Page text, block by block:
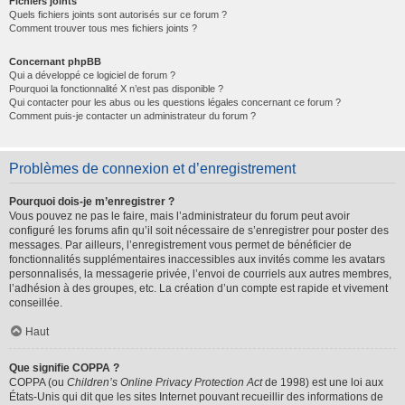
Quels fichiers joints sont autorisés sur ce forum ?
Comment trouver tous mes fichiers joints ?
Concernant phpBB
Qui a développé ce logiciel de forum ?
Pourquoi la fonctionnalité X n’est pas disponible ?
Qui contacter pour les abus ou les questions légales concernant ce forum ?
Comment puis-je contacter un administrateur du forum ?
Problèmes de connexion et d’enregistrement
Pourquoi dois-je m’enregistrer ?
Vous pouvez ne pas le faire, mais l’administrateur du forum peut avoir
configuré les forums afin qu’il soit nécessaire de s’enregistrer pour poster des
messages. Par ailleurs, l’enregistrement vous permet de bénéficier de
fonctionnalités supplémentaires inaccessibles aux invités comme les avatars
personnalisés, la messagerie privée, l’envoi de courriels aux autres membres,
l’adhésion à des groupes, etc. La création d’un compte est rapide et vivement
conseillée.
Haut
Que signifie COPPA ?
COPPA (ou Children’s Online Privacy Protection Actde 1998) est une loi aux
États-Unis qui dit que les sites Internet pouvant recueillir des informations de